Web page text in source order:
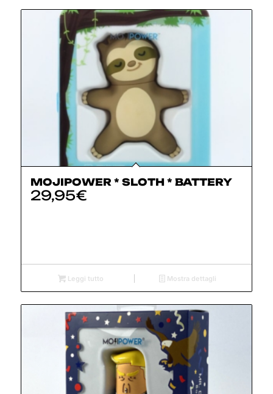
MOJIPOWER * SLOTH * BATTERY
29,95€
Leggi tutto Mostra dettagli